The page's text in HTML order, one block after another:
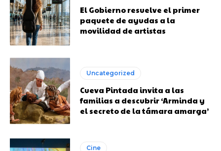
El Gobierno resuelve el primer
paquete de ayudas a la
movilidad de artistas
Uncategorized
Cueva Pintada invita a las
familias a descubrir ‘Arminda y
el secreto de la támara amarga’
Cine